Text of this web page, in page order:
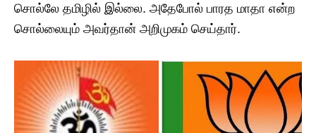
சொல்லே தமிழில் இல்லை. அதேபோல் பாரத மாதா என்ற
சொல்லையும் அவர்தான் அறிமுகம் செய்தார்.